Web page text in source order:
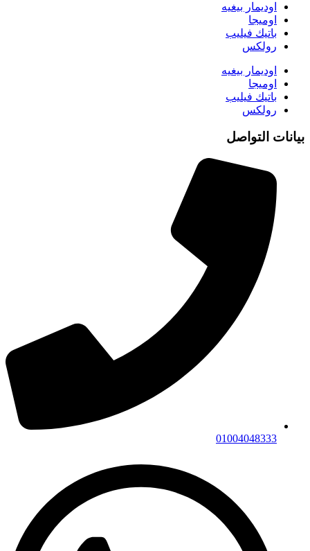
اوديمار بيغيه
اوميجا
باتيك فيليب
رولكس
اوديمار بيغيه
اوميجا
باتيك فيليب
رولكس
بيانات التواصل
01004048333